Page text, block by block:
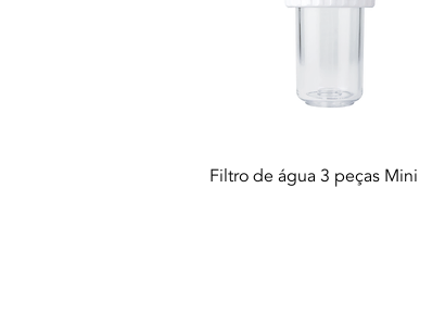
Vista rapida
Filtro de água 3 peças Mini